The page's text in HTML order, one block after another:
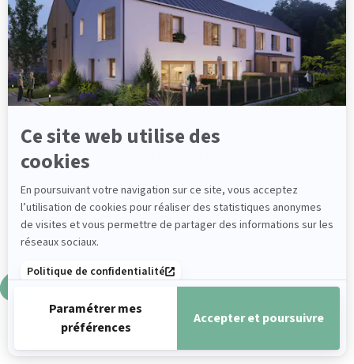
Axeptio
Ce site web utilise des
cookies
En poursuivant votre navigation sur ce site, vous acceptez
l’utilisation de cookies pour réaliser des statistiques anonymes
de visites et vous permettre de partager des informations sur les
réseaux sociaux.
Politique de confidentialité
Paramétrer mes
préférences
Accepter et poursuivre
Copyright EUROPEAN HOMES © 2026 | Tous droits